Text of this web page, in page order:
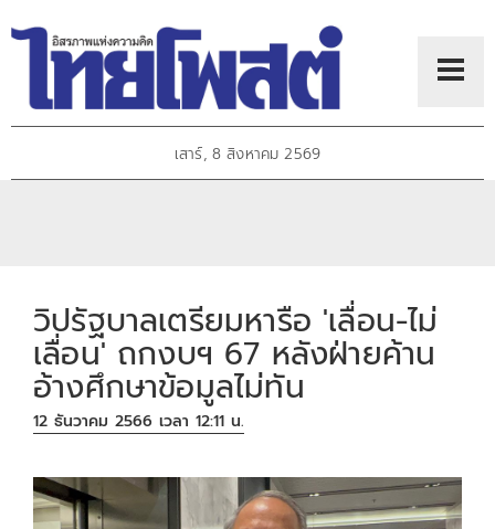
เสาร์, 8 สิงหาคม 2569
วิปรัฐบาลเตรียมหารือ 'เลื่อน-ไม่
เลื่อน' ถกงบฯ 67 หลังฝ่ายค้าน
อ้างศึกษาข้อมูลไม่ทัน
12 ธันวาคม 2566 เวลา 12:11 น.